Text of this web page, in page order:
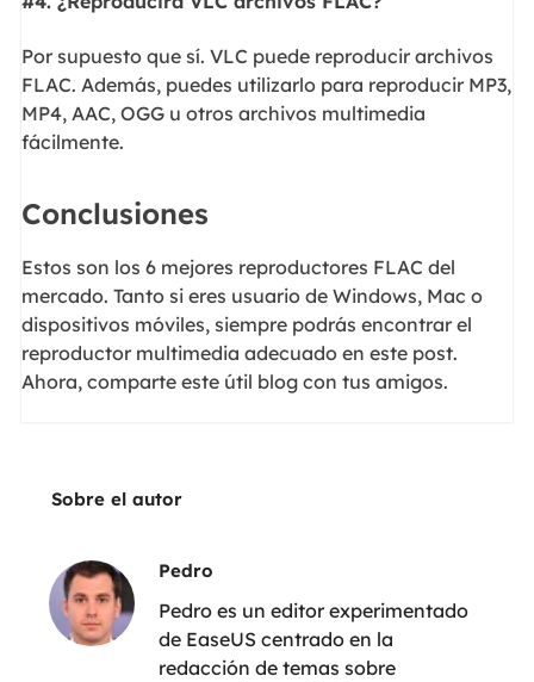
Por supuesto que sí. VLC puede reproducir archivos
FLAC. Además, puedes utilizarlo para reproducir MP3,
MP4, AAC, OGG u otros archivos multimedia
fácilmente.
Conclusiones
Estos son los 6 mejores reproductores FLAC del
mercado. Tanto si eres usuario de Windows, Mac o
dispositivos móviles, siempre podrás encontrar el
reproductor multimedia adecuado en este post.
Ahora, comparte este útil blog con tus amigos.
Sobre el autor
Pedro
Pedro es un editor experimentado
de EaseUS centrado en la
redacción de temas sobre